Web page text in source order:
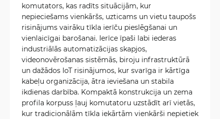
komutators, kas radīts situācijām, kur
nepieciešams vienkāršs, uzticams un vietu taupošs
risinājums vairāku tīkla ierīču pieslēgšanai un
vienlaicīgai barošanai. Ierīce īpaši labi iederas
industriālās automatizācijas skapjos,
videonovērošanas sistēmās, biroju infrastruktūrā
un dažādos IoT risinājumos, kur svarīga ir kārtīga
kabeļu organizācija, ātra ieviešana un stabila
ikdienas darbība. Kompaktā konstrukcija un zema
profila korpuss ļauj komutatoru uzstādīt arī vietās,
kur tradicionālām tīkla iekārtām vienkārši nepietiek